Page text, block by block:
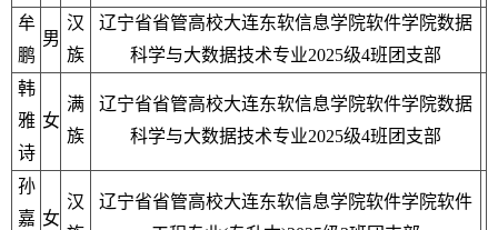
牟
鹏
男
汉
族
辽宁省省管高校大连东软信息学院软件学院数据
科学与大数据技术专业2025级4班团支部
韩
雅
诗
女
满
族
辽宁省省管高校大连东软信息学院软件学院数据
科学与大数据技术专业2025级4班团支部
孙
嘉 女
汉
辽宁省省管高校大连东软信息学院软件学院软件